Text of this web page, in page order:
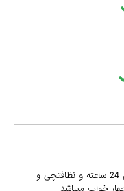
این اقامتگاه در مرکز شهر واقع میباشد و نگهبان 24 ساعته و نظافتچی و